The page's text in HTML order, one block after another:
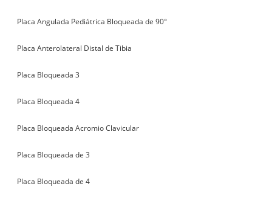
Placa Angulada Pediátrica Bloqueada de 90°
Placa Anterolateral Distal de Tibia
Placa Bloqueada 3
Placa Bloqueada 4
Placa Bloqueada Acromio Clavicular
Placa Bloqueada de 3
Placa Bloqueada de 4